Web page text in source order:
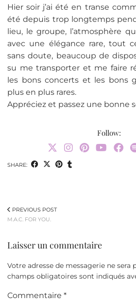
Hier soir j’ai été en transe
été depuis trop longtemps
lieu, le groupe, l’atmosphère
avec une élégance rare, tout
sans doute, beaucoup de
su me transporter et me faire
les bons concerts et les bons
plus en plus rares.
Appréciez et passez une bonne
Follow:
SHARE:
PREVIOUS POST
M.A.C. FOR YOU.
Laisser un commentaire
Votre adresse de messagerie ne sera
champs obligatoires sont indiqués
Commentaire *